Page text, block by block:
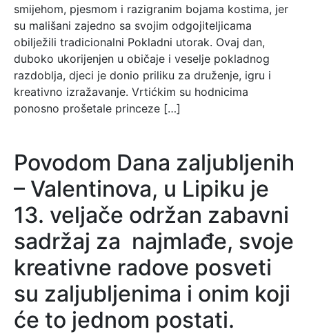
smijehom, pjesmom i razigranim bojama kostima, jer
su mališani zajedno sa svojim odgojiteljicama
obilježili tradicionalni Pokladni utorak. Ovaj dan,
duboko ukorijenjen u običaje i veselje pokladnog
razdoblja, djeci je donio priliku za druženje, igru i
kreativno izražavanje. Vrtićkim su hodnicima
ponosno prošetale princeze […]
Povodom Dana zaljubljenih
– Valentinova, u Lipiku je
13. veljače održan zabavni
sadržaj za najmlađe, svoje
kreativne radove posveti
su zaljubljenima i onim koji
će to jednom postati.